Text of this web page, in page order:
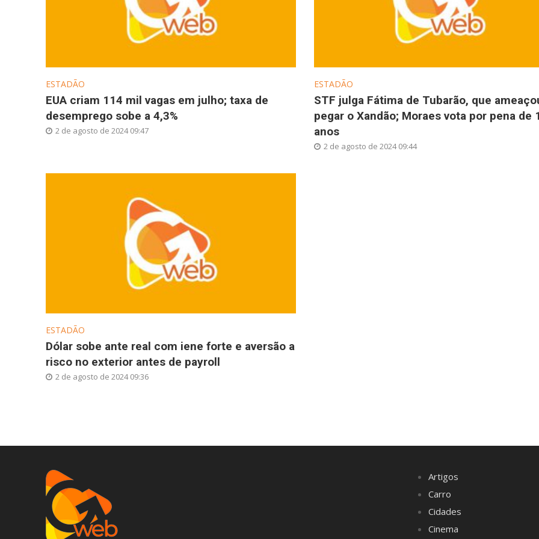
ESTADÃO
EUA criam 114 mil vagas em julho; taxa de
desemprego sobe a 4,3%
2 de agosto de 2024 09:47
ESTADÃO
STF julga Fátima de Tubarão, que
pegar o Xandão; Moraes vota por pena de
anos
2 de agosto de 2024 09:44
ESTADÃO
Dólar sobe ante real com iene forte e aversão a
risco no exterior antes de payroll
2 de agosto de 2024 09:36
Artigos
Carro
Cidades
Cinema